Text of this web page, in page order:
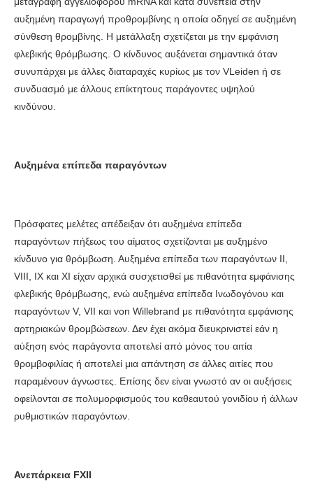
αυξημένη παραγωγή προθρομβίνης η οποία οδηγεί σε αυξημένη
σύνθεση θρομβίνης. Η μετάλλαξη σχετίζεται με την εμφάνιση
φλεβικής θρόμβωσης. Ο κίνδυνος αυξάνεται σημαντικά όταν
συνυπάρχει με άλλες διαταραχές κυρίως με τον VLeiden ή σε
συνδυασμό με άλλους επίκτητους παράγοντες υψηλού
κινδύνου.
Αυξημένα επίπεδα παραγόντων
Πρόσφατες μελέτες απέδειξαν ότι αυξημένα επίπεδα
παραγόντων πήξεως του αίματος σχετίζονται με αυξημένο
κίνδυνο για θρόμβωση. Αυξημένα επίπεδα των παραγόντων II,
VIII, IX και XI είχαν αρχικά συσχετισθεί με πιθανότητα εμφάνισης
φλεβικής θρόμβωσης, ενώ αυξημένα επίπεδα Ινωδογόνου και
παραγόντων V, VII και von Willebrand με πιθανότητα εμφάνισης
αρτηριακών θρομβώσεων. Δεν έχει ακόμα διευκρινιστεί εάν η
αύξηση ενός παράγοντα αποτελεί από μόνος του αιτία
θρομβοφιλίας ή αποτελεί μια απάντηση σε άλλες αιτίες που
παραμένουν άγνωστες. Επίσης δεν είναι γνωστό αν οι αυξήσεις
οφείλονται σε πολυμορφισμούς του καθεαυτού γονιδίου ή άλλων
ρυθμιστικών παραγόντων.
Ανεπάρκεια FXII